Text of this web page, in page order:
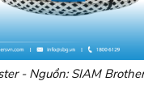
- Nguồn: SIAM